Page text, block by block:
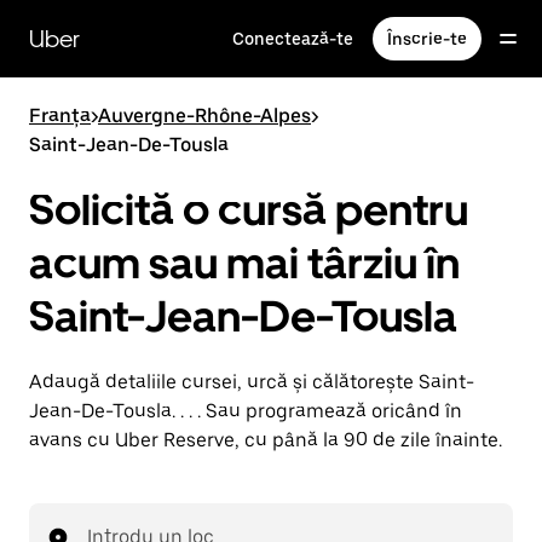
direct
conținutul
principal
Uber Conectează-te Înscrie-te
Franța>Auvergne-Rhône-Alpes>
Saint-Jean-De-Tousla
Solicită o cursă pentru
acum sau mai târziu în
Saint-Jean-De-Tousla
Adaugă detaliile cursei, urcă și călătorește Saint-
Jean-De-Tousla. . . . Sau programează oricând în
avans cu Uber Reserve, cu până la 90 de zile înainte.
Introdu un loc